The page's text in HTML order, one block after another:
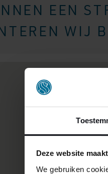
Deze website
We gebruiken
EEN
WIJ